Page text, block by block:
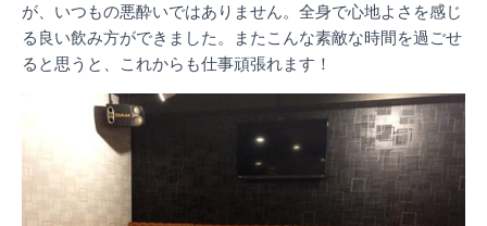
が、いつもの悪酔いではありません。全身で心地よさを感じ
る良い飲み方ができました。またこんな素敵な時間を過ごせ
ると思うと、これからも仕事頑張れます！